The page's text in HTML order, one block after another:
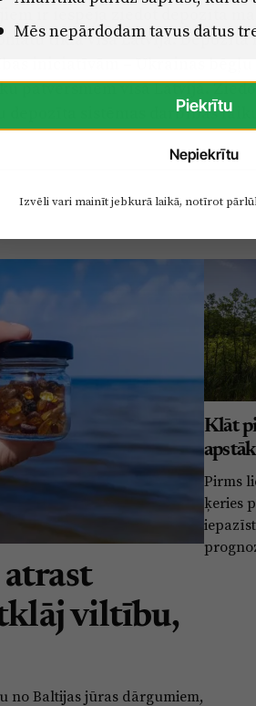
ir iespēja ziedot depozīta
tīklā visā Latvijā. Depozīta
iniciatīvām – Ukrainas bēgļu
patversmēm visā Latvijā.
sistēmas darbības laiku.
viltību,
no Baltijas jūras dārgumiem,
Klāt
Pirms
ķeries
Mēs nepārdodam tavus datus
Piekrītu
Nepiekrītu
Izvēli vari mainīt jebkurā laikā, notīrot